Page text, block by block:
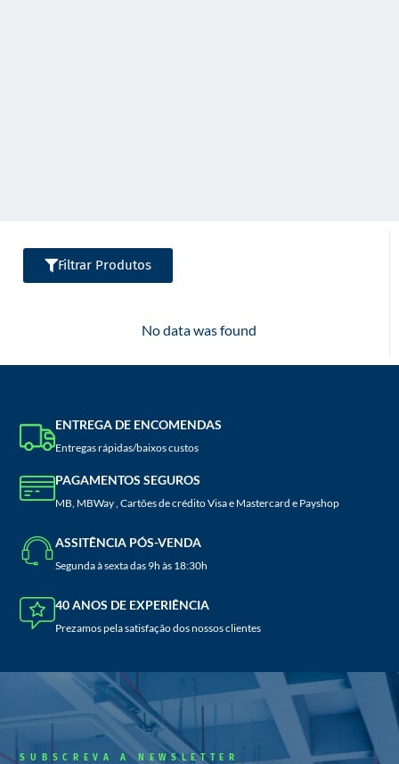
Filtrar Produtos
No data was found
ENTREGA DE ENCOMENDAS
Entregas rápidas/baixos custos
PAGAMENTOS SEGUROS
MB, MBWay , Cartões de crédito Visa e Mastercard e Payshop
ASSITÊNCIA PÓS-VENDA
Segunda à sexta das 9h às 18:30h
40 ANOS DE EXPERIÊNCIA
Prezamos pela satisfação dos nossos clientes
SUBSCREVA A NEWSLETTER